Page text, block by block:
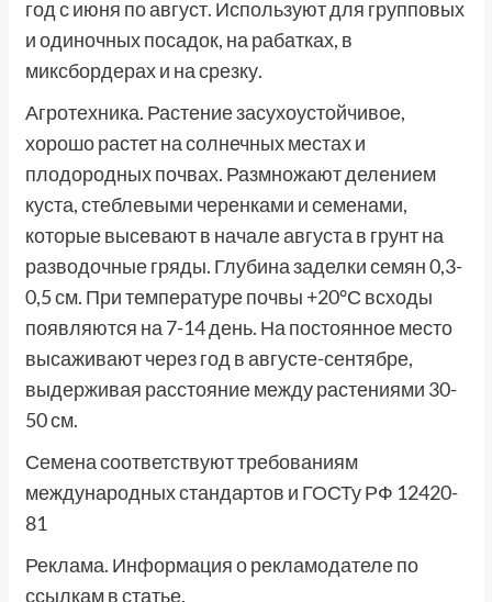
год с июня по август. Используют для групповых
и одиночных посадок, на рабатках, в
миксбордерах и на срезку.
Агротехника. Растение засухоустойчивое,
хорошо растет на солнечных местах и
плодородных почвах. Размножают делением
куста, стеблевыми черенками и семенами,
которые высевают в начале августа в грунт на
разводочные гряды. Глубина заделки семян 0,3-
0,5 см. При температуре почвы +20°С всходы
появляются на 7-14 день. На постоянное место
высаживают через год в августе-сентябре,
выдерживая расстояние между растениями 30-
50 см.
Семена соответствуют требованиям
международных стандартов и ГОСТу РФ 12420-
81
Реклама. Информация о рекламодателе по
ссылкам в статье.